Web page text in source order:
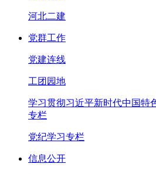
河北二建
党群工作
党建连线
工团园地
学习贯彻习近平新时代中国特
专栏
党纪学习专栏
信息公开